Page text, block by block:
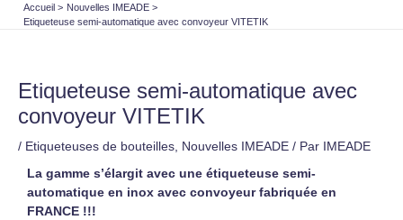
Accueil
Nouvelles IMEADE
Etiqueteuse semi-automatique avec convoyeur VITETIK
Etiqueteuse semi-automatique avec
convoyeur VITETIK
/ Etiqueteuses de bouteilles, Nouvelles IMEADE / Par IMEADE
La gamme s’élargit avec une étiqueteuse semi-
automatique en inox avec convoyeur fabriquée en
FRANCE !!!